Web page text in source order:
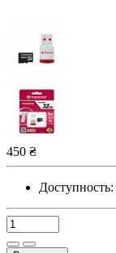
450 ₴
Доступность: